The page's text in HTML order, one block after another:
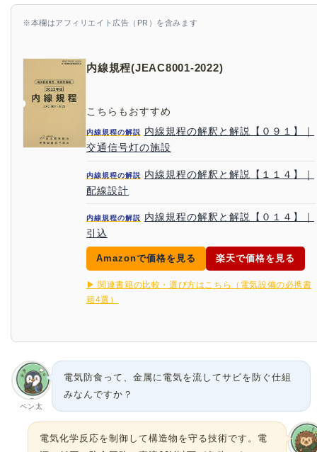
※本欄はアフィリエイト広告（PR）を含みます
内線規程(JEAC8001-2022)
こちらもおすすめ
内線規程の解説
内線規程の解釈と解説【０９１】｜
交通信号灯の施設
内線規程の解説
内線規程の解釈と解説【１１４】｜
配線設計
内線規程の解説
内線規程の解釈と解説【０１４】｜
引込
Amazonで価格を見る 楽天で価格を見る
▶ 関連書籍の比較・選び方はこちら（電気設備の必携書
籍4選）
ペン太
電気防食って、金属に電気を流してサビを防ぐ仕組
みなんですか？
電気化学反応を制御して構造物を守る技術です。電